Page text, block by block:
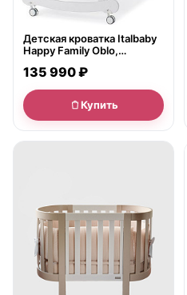
Детская кроватка Italbaby
Happy Family Oblo,
135 990 ₽
Купить